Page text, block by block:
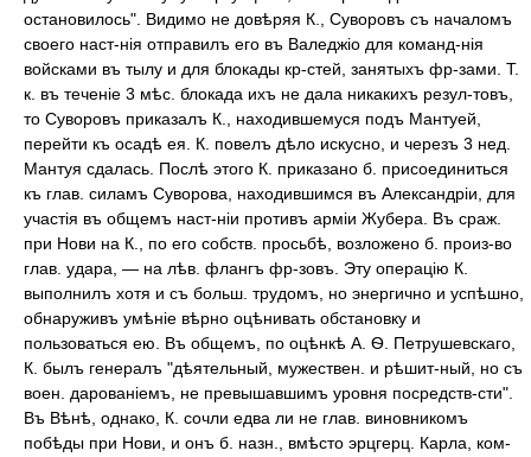
остановилось". Видимо не довѣряя К., Суворовъ съ началомъ
своего наст-нія отправилъ его въ Валеджіо для команд-нія
войсками въ тылу и для блокады кр-стей, занятыхъ фр-зами. Т.
к. въ теченіе 3 мѣс. блокада ихъ не дала никакихъ резул-товъ,
то Суворовъ приказалъ К., находившемуся подъ Мантуей,
перейти къ осадѣ ея. К. повелъ дѣло искусно, и черезъ 3 нед.
Мантуя сдалась. Послѣ этого К. приказано б. присоединиться
къ глав. силамъ Суворова, находившимся въ Александріи, для
участія въ общемъ наст-ніи противъ арміи Жубера. Въ сраж.
при Нови на К., по его собств. просьбѣ, возложено б. произ-во
глав. удара, — на лѣв. флангъ фр-зовъ. Эту операцію К.
выполнилъ хотя и съ больш. трудомъ, но энергично и успѣшно,
обнаруживъ умѣніе вѣрно оцѣнивать обстановку и
пользоваться ею. Въ общемъ, по оцѣнкѣ А. Ѳ. Петрушевскаго,
К. былъ генералъ "дѣятельный, мужествен. и рѣшит-ный, но съ
воен. дарованіемъ, не превышавшимъ уровня посредств-сти".
Въ Вѣнѣ, однако, К. сочли едва ли не глав. виновникомъ
побѣды при Нови, и онъ б. назн., вмѣсто эрцгерц. Карла, ком-